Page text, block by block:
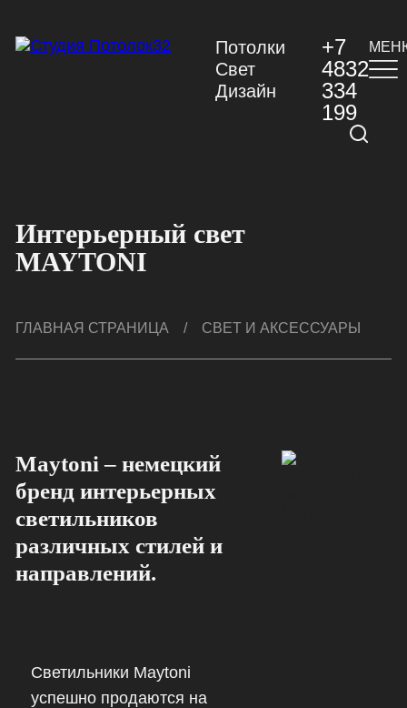
Потолки
Свет
Дизайн
+7
4832
334
199
Интерьерный свет
MAYTONI
ГЛАВНАЯ СТРАНИЦА / СВЕТ И АКСЕССУАРЫ
Maytoni – немецкий
бренд интерьерных
светильников
различных стилей и
направлений.
Светильники Maytoni
успешно продаются на